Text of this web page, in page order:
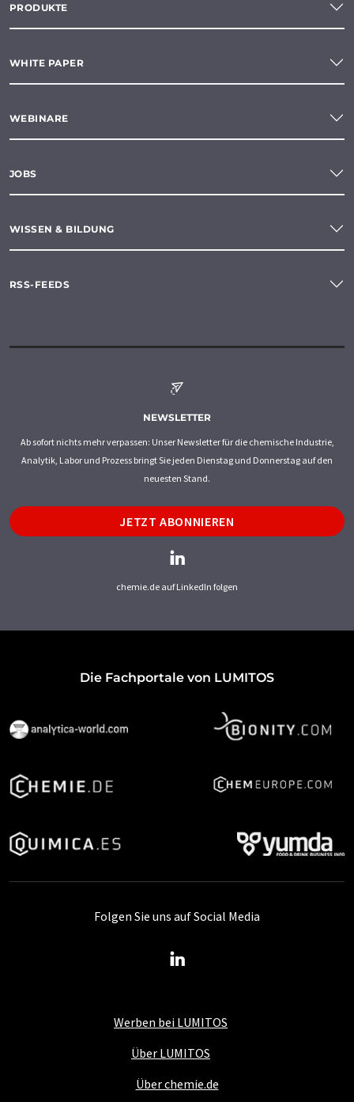
PRODUKTE
WHITE PAPER
WEBINARE
JOBS
WISSEN & BILDUNG
RSS-FEEDS
NEWSLETTER
Ab sofort nichts mehr verpassen: Unser Newsletter für die chemische Industrie,
Analytik, Labor und Prozess bringt Sie jeden Dienstag und Donnerstag auf den
neuesten Stand.
JETZT ABONNIEREN
chemie.de auf LinkedIn folgen
Die Fachportale von LUMITOS
Werben bei LUMITOS
Über LUMITOS
Über chemie.de
Folgen Sie uns auf Social Media